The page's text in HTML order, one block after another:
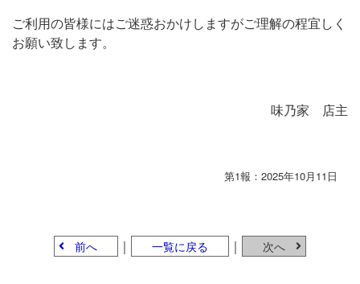
ご利用の皆様にはご迷惑おかけしますがご理解の程宜しく
お願い致します。
味乃家 店主
第1報：2025年10月11日
前へ ｜ 一覧に戻る ｜ 次へ